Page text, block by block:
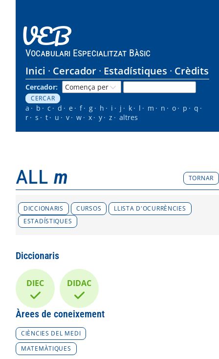
VEB
Vocabulari Especialitzat Bàsic
Inici Cercador Estadístiques Crèdits
Cercador:
a b c d e f g h i j k l m n o p
q
r
s t u v w x y z altres
all m TORNAR
DICCIONARIS CURSOS
LLISTA D'OCURRÈNCIES
ESTADÍSTIQUES
Diccionaris
DIEC DIDAC
Àrees de coneixement
CIÈNCIES DEL MEDI
MATEMÀTIQUES